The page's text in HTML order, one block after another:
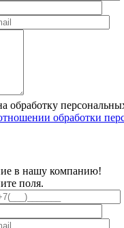
обработку
обработки
в нашу компанию!
поля.